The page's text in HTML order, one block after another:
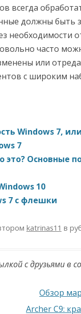
всегда
должны быть
необходимости
часто
или
с широким
Windows 7,
7
это? Основные
10
7 c флешки
katrinas11 в
с друзьями в
Обзор
Archer C9: